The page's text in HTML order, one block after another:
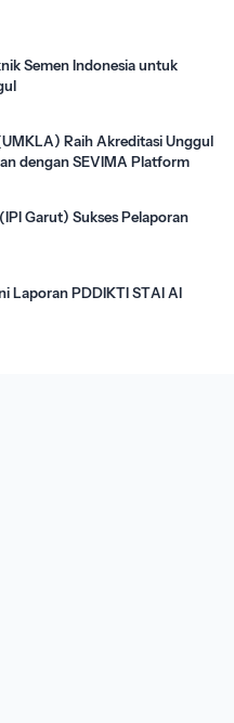
Semen Indonesia untuk
Raih Akreditasi Unggul
dengan SEVIMA Platform
Garut) Sukses Pelaporan
Laporan PDDIKTI STAI Al